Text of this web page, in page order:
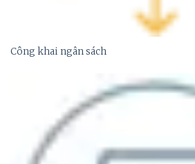
Công khai ngân sách